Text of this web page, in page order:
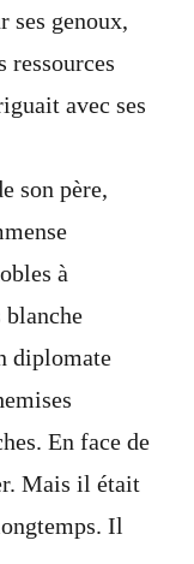
ses genoux,
ressources
avec ses
son père,
à
blanche
diplomate
En face de
Mais il était
Il